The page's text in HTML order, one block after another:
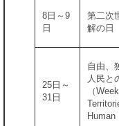
8日～9
日
第二次
解の日
25日～
31日
自由、
人民と
（
Human